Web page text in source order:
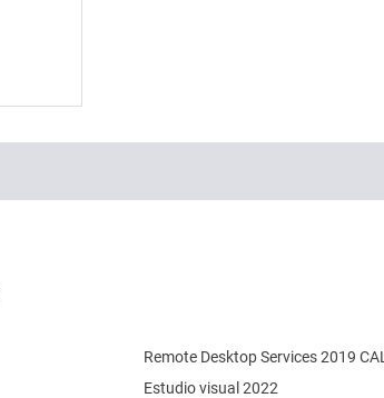
Remote Desktop Services 2019 CAL
Estudio visual 2022